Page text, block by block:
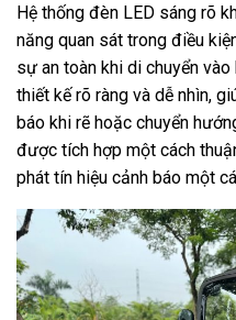
Hệ thống đèn LED sáng rõ
năng quan sát trong điều
sự an toàn khi di chuyển
thiết kế rõ ràng và dễ nhìn,
báo khi rẽ hoặc chuyển
được tích hợp một cách
phát tín hiệu cảnh báo một